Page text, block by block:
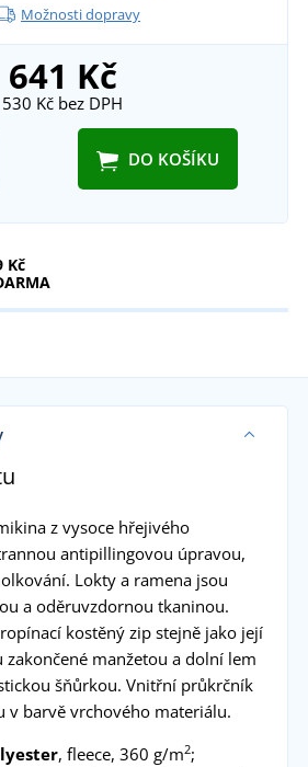
Možnosti dopravy
641 Kč
530 Kč bez DPH
DO KOŠÍKU
Kč
z vysoce hřejivého
antipillingovou úpravou,
Lokty a ramena jsou
a oděruvzdornou tkaninou.
kostěný zip stejně jako její
zakončené manžetou a dolní lem
šňůrkou. Vnitřní průkrčník
v barvě vrchového materiálu.
, fleece, 360 g/m2;